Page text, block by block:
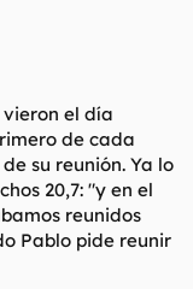
vieron el día
de cada
su reunión. Ya lo
20,7: "y en el
reunidos
Pablo pide reunir